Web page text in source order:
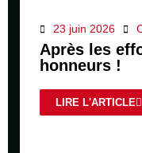
23 juin 2026
Après les
honneurs !
LIRE L'ARTICLE